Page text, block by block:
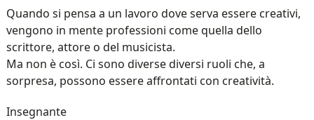
Quando si pensa a un lavoro dove serva essere creativi,
vengono in mente professioni come quella dello
scrittore, attore o del musicista.
Ma non è così. Ci sono diverse diversi ruoli che, a
sorpresa, possono essere affrontati con creatività.
Insegnante